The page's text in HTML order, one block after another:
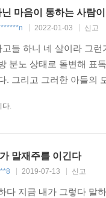
닌 마음이 통하는 사람
2022-01-03 신고
들 하니 네 살이라 그
분노 상태로 돌변해 표
. 그리고 그러한 아들의
다.
말재주를 이긴다
2019-07-13 신고
다 지금 내가 그렇다 말